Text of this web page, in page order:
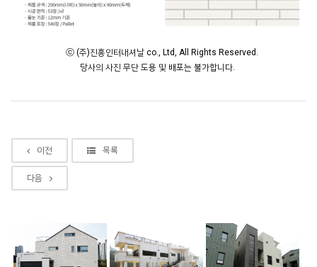
ⓒ (주)진흥인터내셔날 co., Ltd, All Rights Reserved.
당사의 사진 무단 도용 및 배포는 불가합니다.
이전 목록
다음